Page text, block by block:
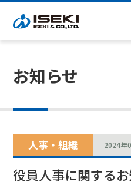
お知らせ
人事・組織 2024年
役員人事に関する